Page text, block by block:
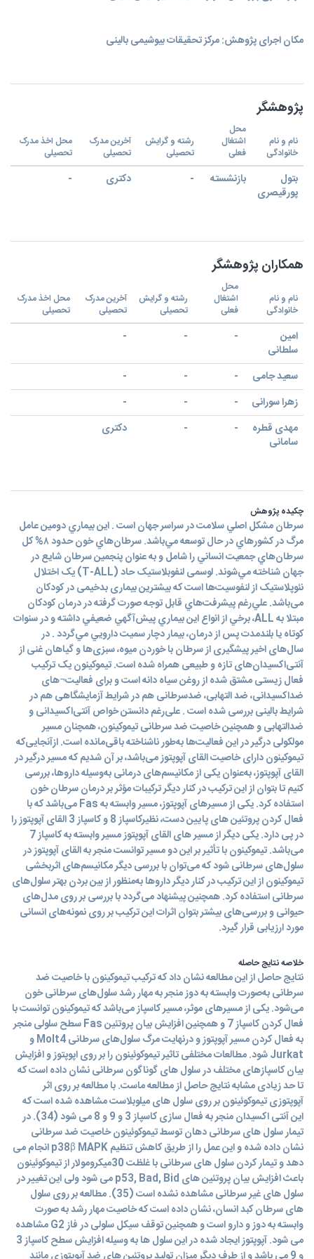
مکان اجرای پژوهش: مرکز تحقیقات بیوشیمی بالینی
پژوهشگر
نام و نام
خانوادگی
محل
اشتغال
فعلی
رشته و گرایش
تحصیلی
آخرین مدرک
تحصیلی
محل اخذ مدرک
تحصیلی
بتول
پورقیصری
بازنشسته - دکتری -
همکاران پژوهشگر
نام و نام
خانوادگی
محل
اشتغال
فعلی
رشته و گرایش
تحصیلی
آخرین مدرک
تحصیلی
محل اخذ مدرک
تحصیلی
امین
سلطانی
-
-
-
سعید جامی -
-
-
زهرا سورانی
-
-
-
مهدی قطره
سامانی
-
- دکتری
چکیده پژوهش
سرطان مشکل اصلي سلامت در سراسر جهان است . اين بيماري دومين عامل
مرگ در کشورهاي در حال توسعه مي‌باشد. سرطان‌هاي خون حدود ۸% كل
سرطان‌هاي جمعيت انساني را شامل و به عنوان پنجمين سرطان شايع در
جهان شناخته‌ مي‌شوند. لوسمی لنفوبلاستیک حاد (T-ALL) یک اختلال
نئوپلاستیک از لنفوسیت‌ها است که بیشترین بیماری بدخیمی در کودکان
می‌باشد. علي‌رغم پيشرفت‌هاي قابل توجه صورت گرفته در درمان كودكان
مبتلا به ALL، برخي از انواع اين بيماري پيش‌آگهي ضعيفي داشته و در سنوات
کوتاه يا بلندمدت پس از درمان، بيمار دچار سميت دارويي مي‌گردد . در
سال‌های اخیر پیشگیری از سرطان با خوردن میوه، سبزی‌ها و گیاهان غنی از
آنتی‌اکسیدان‌های تازه و طبیعی همراه شده است. تیموکینون یک ترکیب
فعال زیستی مشتق شده از روغن سیاه دانه است و برای فعالیت¬های
ضداکسیدانی، ضد التهابی، ضدسرطانی هم در شرایط آزمایشگاهی هم در
شرایط بالینی بررسی شده است . علی‌رغم دانستن خواص آنتی‌اکسیدانی و
ضدالتهابی و همچنین خاصیت ضد سرطانی تیموکینون، همچنان مسیر
مولکولی درگیر در این فعالیت‌ها به‌طور ناشناخته باقی‌مانده است. ازآنجایی‌که
تیموکینون دارای خاصیت القای آپوپتوز می‌باشد، بر آن شدیم که مسیر درگیر در
القای آپوپتوز، به‌عنوان یکی از مکانیسم‌های درمانی به‌وسیله داروها، بررسی
کنیم تا بتوان از این ترکیب در کنار دیگر ترکیبات مؤثر بر درمان سرطان خون
استفاده کرد. یکی از مسیرهای آپوپتوز، مسیر وابسته به Fas می‌باشد که با
فعال کردن پروتئین های پایین دست، نظیرکاسپاز 8 و کاسپاز 3 القای آپوپتوز را
در پی دارد. یکی دیگر از مسیر های القای آپوپتوز مسیر وابسته به کاسپاز 7
می‌باشد. تیموکینون با تأثیر بر این دو مسیر توانست منجر به القای آپوپتوز در
سلول‌های سرطانی شود که می‌توان با بررسی دیگر مکانیسم‌های اثربخشی
تیموکینون از این ترکیب در کنار دیگر داروها به‌منظور از بین بردن بهتر سلول‌های
سرطانی استفاده کرد. همچنین پیشنهاد می‌گردد با بررسی بر روی مدل‌های
حیوانی و بررسی‌های بیشتر بتوان اثرات این ترکیب بر روی نمونه‌های انسانی
مورد ارزیابی قرار گیرد.
خلاصه نتایج حاصله
نتایج حاصل از این مطالعه نشان داد که ترکیب تیموکینون با خاصیت ضد
سرطانی به‌صورت وابسته به دوز منجر به مهار رشد سلول‌های سرطانی خون
می‌شود. یکی از مسیرهای موثر، مسیر کاسپاز می‌باشد که تیموکینون توانست با
فعال کردن کاسپاز 7 و همچنین افزایش بیان پروتئین Fas سطح سلولی منجر
به فعال کردن مسیر آپوپتوز و درنهایت مرگ سلول‌های سرطانی Molt4 و
Jurkat شود. مطالعات مختلفی تاثیر تیموکوئینون را بر روی اپوپتوز و افزایش
بیان کاسپازهای مختلف در سلول های گوناگون سرطانی نشان داده است که
تا حد زیادی مشابه نتایج حاصل از مطالعه ماست. با مطالعه بر روی اثر
آپوپتوزی تیموکوئینون بر روی سلول های میلوبلاست مشاهده شده است که
این آنتی اکسیدان منجر به فعال سازی کاسپاز 3 و 9 و 8 می شود (34). در
تیمار سلول های سرطانی دهان توسط تیموکوئینون خاصیت ضد سرطانی
نشان داده شده و این عمل را از طریق کاهش تنظیم p38β MAPK انجام می
دهد و تیمار کردن سلول های سرطانی با غلظت 30میکرومولار از تیموکوئینون
باعث افزایش بیان پروتئین های p53, Bad, Bid می شود ولی این تغییر در
سلول های غیر سرطانی مشاهده نشده است (35). مطالعه بر روی سلول
های سرطان کبد انسان، نشان داده است که خاصیت مهار رشد به صورت
وابسته به دوز و دارو است و همچنین توقف سیکل سلولی در فاز G2 مشاهده
می شود. آپوپتوز ایجاد شده در این سلول ها به وسیله افزایش سطح کاسپاز 3